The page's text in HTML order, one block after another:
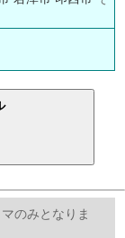
のみとなりま